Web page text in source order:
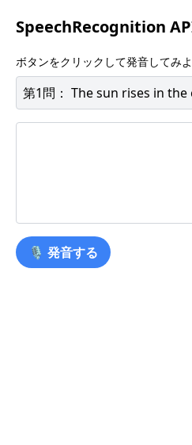
SpeechRecognition
ボタンをクリックして発音してみよ
第1問： The sun rises in the
🎙 発音する